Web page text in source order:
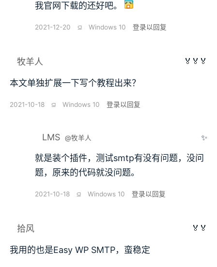
我官网下载的还好吧。
2021-12-20 ⫑ Windows 10 登录以回复
牧羊人 🏅🏅🏅
本文单独扩展一下写个教程出来？
2021-10-18 ⫑ Windows 10 登录以回复
LMS @牧羊人 ✨
就是装个插件，测试smtp有没有问题，没问
题，原来的代码就没问题。
2021-10-18 ⫑ Windows 10 登录以回复
拾风 🏅🏅
我用的也是Easy WP SMTP，蛮稳定